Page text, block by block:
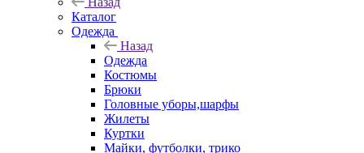
Каталог
Одежда
Назад
Одежда
Костюмы
Брюки
Головные уборы,шарфы
Жилеты
Куртки
Майки, футболки, трико